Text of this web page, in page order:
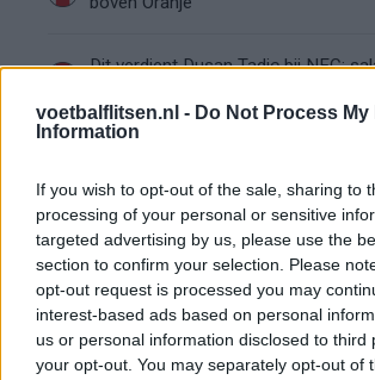
voetbalflitsen.nl - Do Not Process My
Information
If you wish to opt-out of the sale, sharing to
processing of your personal or sensitive
targeted advertising by us, please use the
section to confirm your selection. Please
opt-out request is processed you may
interest-based ads based on personal
us or personal information disclosed to third
your opt-out. You may separately opt-out of
Dit verdient Dusan Tadic bij NEC:
Ajax helpt Burnley uit de brand met
sokken na blunder met tenues
Hakim Ziyech verhuurt opnieuw luxe
appartement op Amsterdamse